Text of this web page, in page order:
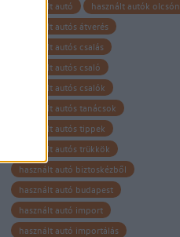
használt autó
használt autók olcsón
használt autós átverés
használt autós csalás
használt autós csaló
használt autós csalók
használt autós tanácsok
használt autós tippek
használt autós trükkök
használt autó biztoskézből
használt autó budapest
használt autó import
használt autó importálás